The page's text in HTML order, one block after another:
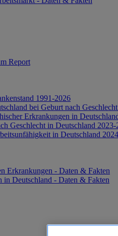
Report
1991-2026
bei Geburt nach
Erkrankungen in
Geschlecht in Deutschland 2023-
in Deutschland 2024
Erkrankungen - Daten & Fakten
in Deutschland - Daten & Fakten